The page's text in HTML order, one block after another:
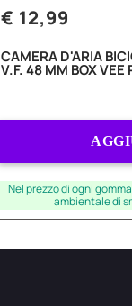
€ 12,99
CAMERA D'ARIA
V.F. 48 MM BOX VEE
Nel prezzo di ogni
ambientale di